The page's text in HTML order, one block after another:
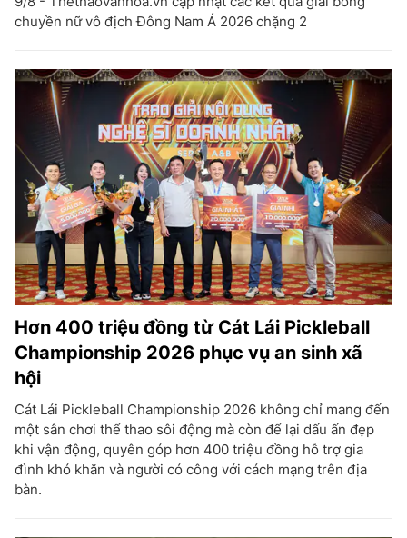
chuyền nữ vô địch Đông Nam Á 2026 chặng 2
Hơn 400 triệu đồng từ Cát Lái Pickleball
Championship 2026 phục vụ an sinh xã
hội
Cát Lái Pickleball Championship 2026 không chỉ mang đến
một sân chơi thể thao sôi động mà còn để lại dấu ấn đẹp
khi vận động, quyên góp hơn 400 triệu đồng hỗ trợ gia
đình khó khăn và người có công với cách mạng trên địa
bàn.